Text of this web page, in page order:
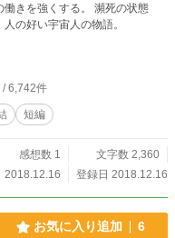
きを強くする。 瀕死の状態
の好い宇宙人の物語。
/ 6,742件
短編
感想数 1
文字数 2,360
2018.12.16
登録日 2018.12.16
お気に入り追加 6